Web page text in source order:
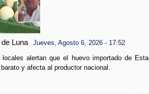
Luna Jueves, Agosto 6, 2026 - 17:52
locales alertan que el huevo importado de
y afecta al productor nacional.